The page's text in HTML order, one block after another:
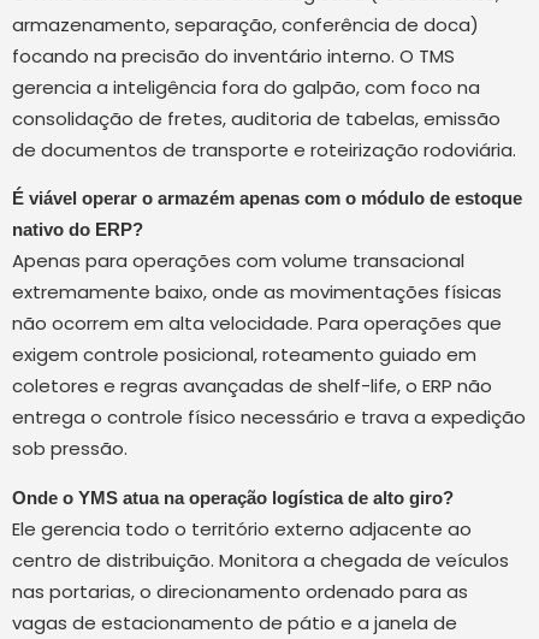
armazenamento, separação, conferência de doca)
focando na precisão do inventário interno. O TMS
gerencia a inteligência fora do galpão, com foco na
consolidação de fretes, auditoria de tabelas, emissão
de documentos de transporte e roteirização rodoviária.
É viável operar o armazém apenas com o módulo de estoque
nativo do ERP?
Apenas para operações com volume transacional
extremamente baixo, onde as movimentações físicas
não ocorrem em alta velocidade. Para operações que
exigem controle posicional, roteamento guiado em
coletores e regras avançadas de shelf-life, o ERP não
entrega o controle físico necessário e trava a expedição
sob pressão.
Onde o YMS atua na operação logística de alto giro?
Ele gerencia todo o território externo adjacente ao
centro de distribuição. Monitora a chegada de veículos
nas portarias, o direcionamento ordenado para as
vagas de estacionamento de pátio e a janela de